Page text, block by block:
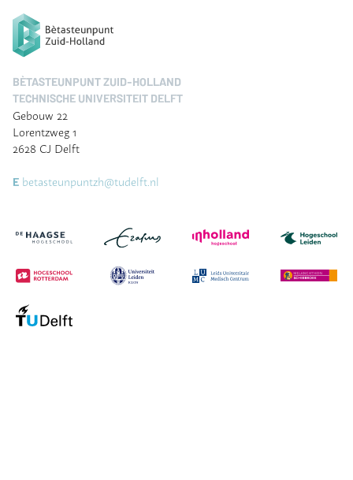
BÈTASTEUNPUNT ZUID-HOLLAND
TECHNISCHE UNIVERSITEIT DELFT
Gebouw 22
Lorentzweg 1
2628 CJ Delft
E betasteunpuntzh@tudelft.nl